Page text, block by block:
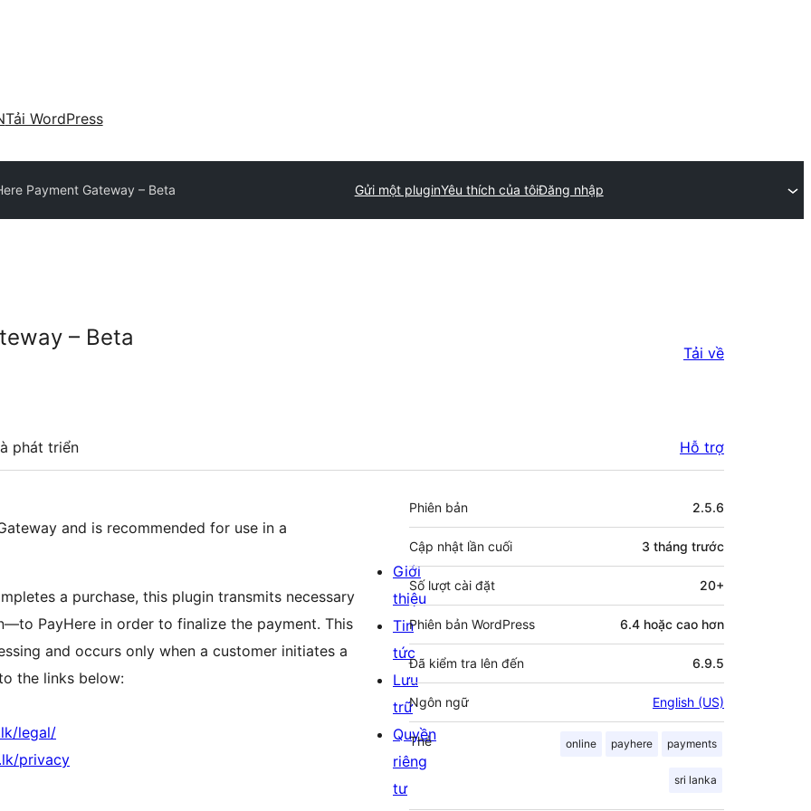
Tải WordPress
Payment Gateway – Beta Gửi một pluginYêu thích của tôiĐăng nhập
– Beta
Tải về
phát triển Hỗ trợ
and is recommended for use in a
a purchase, this plugin transmits necessary
PayHere in order to finalize the payment. This
and occurs only when a customer initiates a
the links below:
legal/
privacy
Meta
Phiên bản 2.5.6
Cập nhật lần cuối 3 tháng trước
Số lượt cài đặt 20+
Phiên bản WordPress 6.4 hoặc cao hơn
Đã kiểm tra lên đến 6.9.5
Ngôn ngữ English (US)
Thẻ online payhere payments
sri lanka
Giới
thiệu
Tin
tức
Lưu
trữ
Quyền
riêng
tư